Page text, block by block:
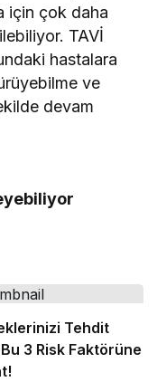
için çok daha
TAVİ
hastalara
ve
devam
Tehdit
3 Risk Faktörüne